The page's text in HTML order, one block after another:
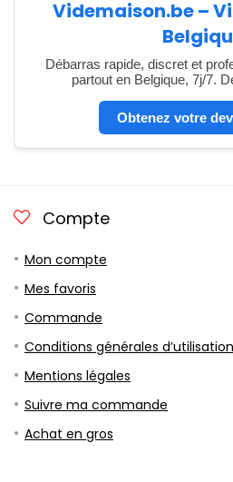
Videmaison.be –
Débarras rapide, discret et
partout en Belgique, 7j/7.
Obtenez votre
Compte
Mon compte
Mes favoris
Commande
Conditions générales
Mentions légales
Suivre ma commande
Achat en gros